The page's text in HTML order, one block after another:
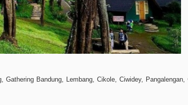
Bandung, Lembang, Cikole, Ciwidey,